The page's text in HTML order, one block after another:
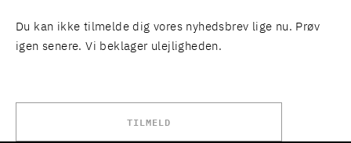
Du kan ikke tilmelde dig vores nyhedsbrev lige nu. Prøv
igen senere. Vi beklager ulejligheden.
TILMELD